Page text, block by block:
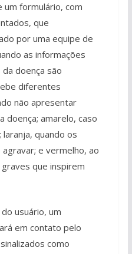
um formulário, com
que
por uma equipe de
as informações
doença são
diferentes
não apresentar
doença; amarelo, caso
quando os
e vermelho, ao
que inspirem
usuário, um
em contato pelo
como